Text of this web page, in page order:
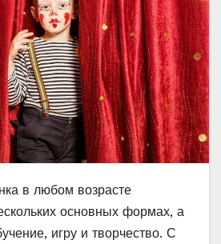
в любом возрасте
основных формах, а
игру и творчество. С